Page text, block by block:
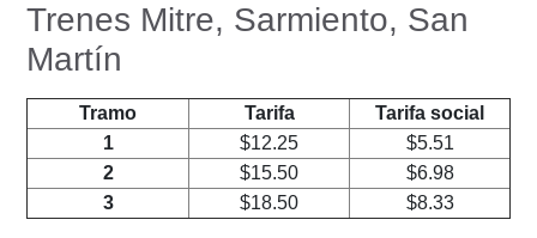
Trenes Mitre, Sarmiento, San
Martín
Tramo Tarifa
Tarifa social
1
$12.25
$5.51
2
$15.50
$6.98
3
$18.50 $8.33